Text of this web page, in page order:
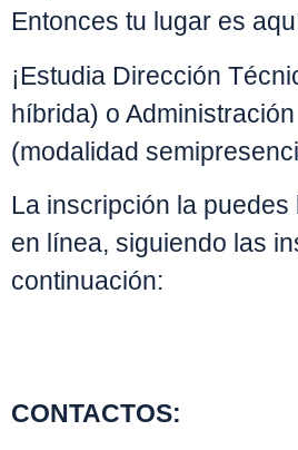
Entonces tu lugar es
¡Estudia Dirección
híbrida) o
(modalidad
La inscripción la puedes
en línea, siguiendo las
continuación:
CONTACTOS: